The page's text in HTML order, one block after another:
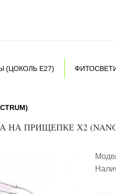
(ЦОКОЛЬ Е27)
ПРИЩЕПКЕ Х2 (NANO